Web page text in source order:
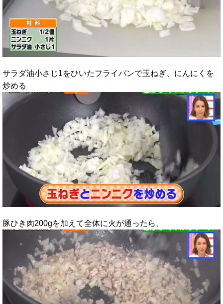
サラダ油小さじ1をひいたフライパンで玉ねぎ、にんにくを
炒める
豚ひき肉200gを加えて全体に火が通ったら、